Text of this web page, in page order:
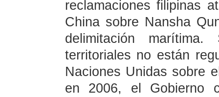
reclamaciones filipinas
China sobre Nansha
delimitación
territoriales no están
Naciones Unidas sobre
en 2006, el Gobierno